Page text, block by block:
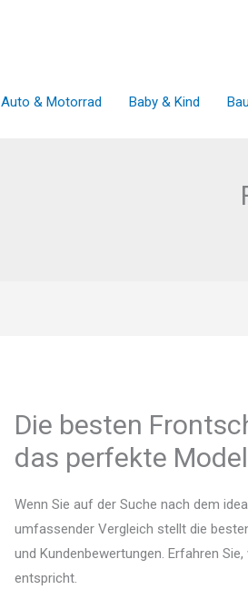
Auto & Motorrad Baby & Kind
Die besten
das perfekte
Wenn Sie auf der Suche nach dem
umfassender Vergleich stellt die
und Kundenbewertungen. Erfahren
entspricht.